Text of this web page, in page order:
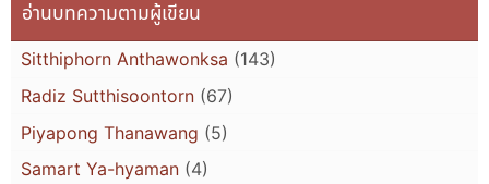
อ่านบทความตามผู้เขียน
Sitthiphorn Anthawonksa (143)
Radiz Sutthisoontorn (67)
Piyapong Thanawang (5)
Samart Ya-hyaman (4)